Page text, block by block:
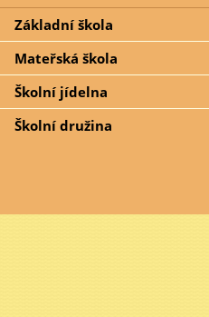
Základní škola
Mateřská škola
Školní jídelna
Školní družina